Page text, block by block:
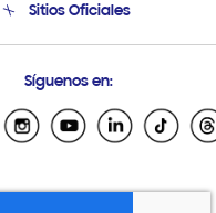
Soporte vía eMail
Sitios Oficiales
Samsung Ecuador
El Salvador
Honduras
Síguenos en: